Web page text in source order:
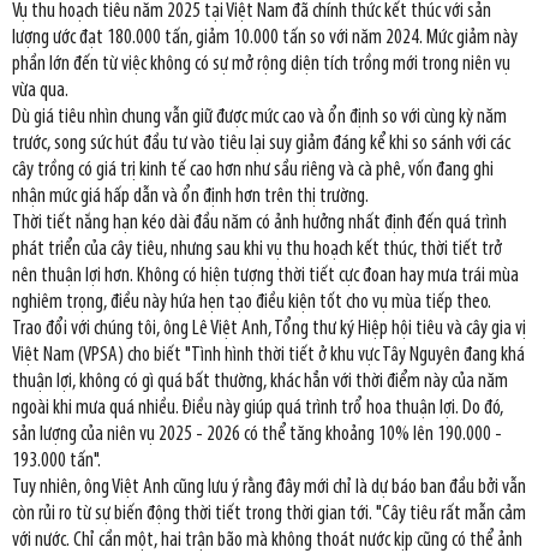
Vụ thu hoạch tiêu năm 2025 tại Việt Nam đã chính thức kết thúc với sản
lượng ước đạt 180.000 tấn, giảm 10.000 tấn so với năm 2024. Mức giảm này
phần lớn đến từ việc không có sự mở rộng diện tích trồng mới trong niên vụ
vừa qua.
Dù giá tiêu nhìn chung vẫn giữ được mức cao và ổn định so với cùng kỳ năm
trước, song sức hút đầu tư vào tiêu lại suy giảm đáng kể khi so sánh với các
cây trồng có giá trị kinh tế cao hơn như sầu riêng và cà phê, vốn đang ghi
nhận mức giá hấp dẫn và ổn định hơn trên thị trường.
Thời tiết nắng hạn kéo dài đầu năm có ảnh hưởng nhất định đến quá trình
phát triển của cây tiêu, nhưng sau khi vụ thu hoạch kết thúc, thời tiết trở
nên thuận lợi hơn. Không có hiện tượng thời tiết cực đoan hay mưa trái mùa
nghiêm trọng, điều này hứa hẹn tạo điều kiện tốt cho vụ mùa tiếp theo.
Trao đổi với chúng tôi, ông Lê Việt Anh, Tổng thư ký Hiệp hội tiêu và cây gia vị
Việt Nam (VPSA) cho biết "Tình hình thời tiết ở khu vực Tây Nguyên đang khá
thuận lợi, không có gì quá bất thường, khác hẳn với thời điểm này của năm
ngoài khi mưa quá nhiều. Điều này giúp quá trình trổ hoa thuận lợi. Do đó,
sản lượng của niên vụ 2025 - 2026 có thể tăng khoảng 10% lên 190.000 -
193.000 tấn".
Tuy nhiên, ông Việt Anh cũng lưu ý rằng đây mới chỉ là dự báo ban đầu bởi vẫn
còn rủi ro từ sự biến động thời tiết trong thời gian tới. "Cây tiêu rất mẫn cảm
với nước. Chỉ cần một, hai trận bão mà không thoát nước kịp cũng có thể ảnh